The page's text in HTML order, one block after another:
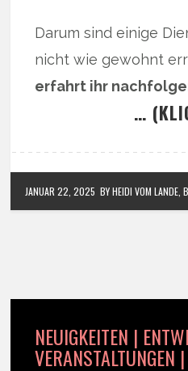
Darum sind einige
nicht wie gewohnt
erfahrt ihr
…
JANUAR 22, 2025 BY HEIDI VOM LANDE,
NEUIGKEITEN |
VERANSTALTUNGEN